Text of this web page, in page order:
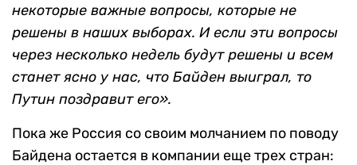
некоторые важные вопросы, которые не
решены в наших выборах. И если эти вопросы
через несколько недель будут решены и всем
станет ясно у нас, что Байден выиграл, то
Путин поздравит его».
Пока же Россия со своим молчанием по поводу
Байдена остается в компании еще трех стран: